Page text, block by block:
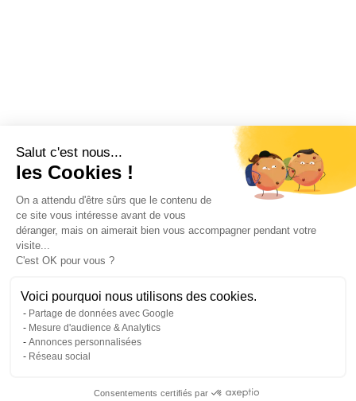
Salut c'est nous...
les Cookies !
On a attendu d'être sûrs que le contenu de
ce site vous intéresse avant de vous
déranger, mais on aimerait bien vous accompagner pendant votre
visite...
C'est OK pour vous ?
Voici pourquoi nous utilisons des cookies.
Partage de données avec Google
Mesure d'audience & Analytics
Annonces personnalisées
Réseau social
Consentements certifiés par